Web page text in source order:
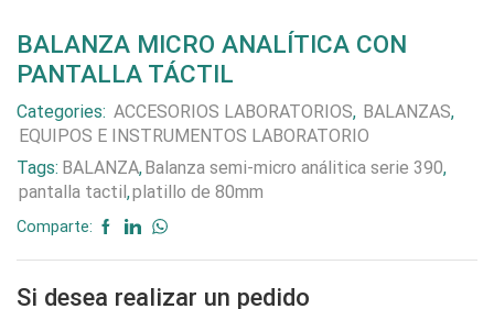
BALANZA MICRO ANALÍTICA CON
PANTALLA TÁCTIL
Categories: ACCESORIOS LABORATORIOS, BALANZAS,
EQUIPOS E INSTRUMENTOS LABORATORIO
Tags: BALANZA,Balanza semi-micro análitica serie 390,
pantalla tactil,platillo de 80mm
Comparte:
Si desea realizar un pedido